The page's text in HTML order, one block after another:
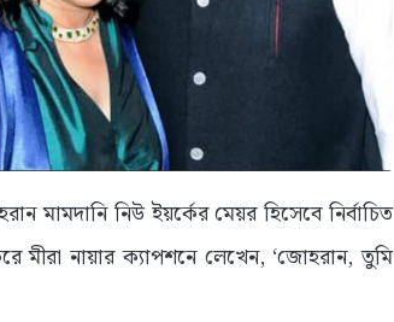
মামদানি নিউ ইয়র্কের মেয়র হিসেবে নির্বাচিত
মীরা নায়ার ক্যাপশনে লেখেন, ‘জোহরান, তুমি